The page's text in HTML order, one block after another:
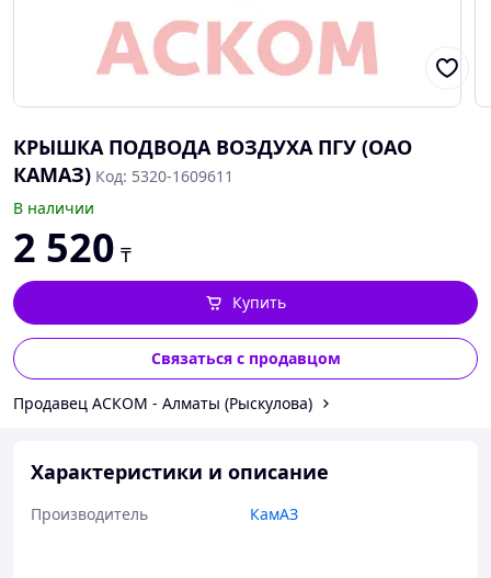
КРЫШКА ПОДВОДА ВОЗДУХА ПГУ (ОАО
КАМАЗ) Код: 5320-1609611
В наличии
2 520 ₸
Купить
Связаться с продавцом
Продавец АСКОМ - Алматы (Рыскулова)
Характеристики и описание
Производитель КамАЗ